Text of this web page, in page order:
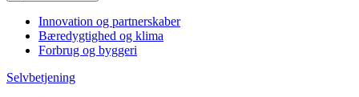
Innovation og partnerskaber
Bæredygtighed og klima
Forbrug og byggeri
Selvbetjening